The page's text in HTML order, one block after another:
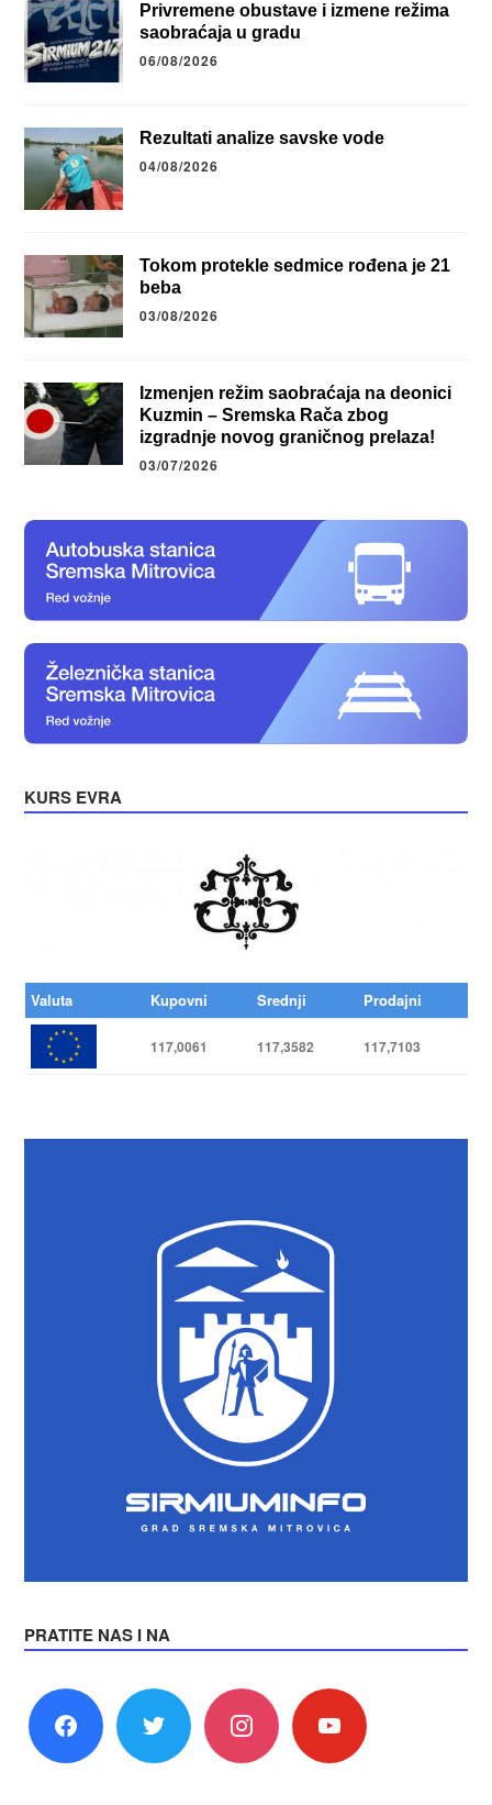
Privremene obustave i izmene režima
saobraćaja u gradu
06/08/2026
Rezultati analize savske vode
04/08/2026
Tokom protekle sedmice rođena je 21
beba
03/08/2026
Izmenjen režim saobraćaja na deonici
Kuzmin – Sremska Rača zbog
izgradnje novog graničnog prelaza!
03/07/2026
KURS EVRA
Valuta Kupovni Srednji Prodajni
117,0061 117,3582 117,7103
PRATITE NAS I NA
facebook twitter instagram youtube